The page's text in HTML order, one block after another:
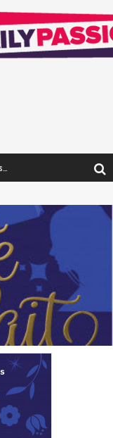
« The Broken Ring / This Mariage Will Fail Anyway » (Tome 2) – Préparer sa vengeance…
« Mon Village Révolté » - Combattre un Projet !
« Le Béton et le Bambou / Propositions pour Mayotte et le Monde. » - Améliorations !
Assassin's Creed Black Flag Resynced